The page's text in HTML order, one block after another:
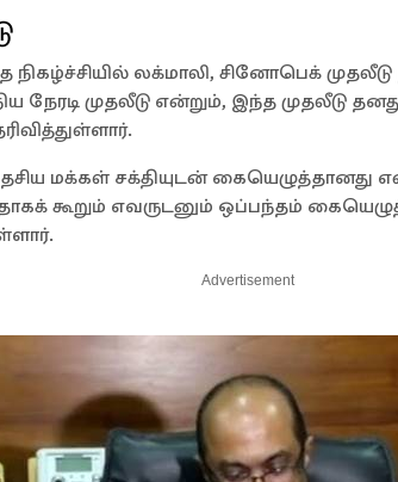
லக்மாலி, சினோபெக் முதலீடு
நேரடி முதலீடு என்றும், இந்த முதலீடு
மக்கள் சக்தியுடன் கையெழுத்தானது
கூறும் எவருடனும் ஒப்பந்தம்
Advertisement